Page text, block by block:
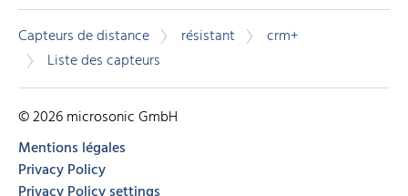
Capteurs de distance résistant
crm+
Liste des capteurs
© 2026 microsonic GmbH
Mentions légales
Privacy Policy